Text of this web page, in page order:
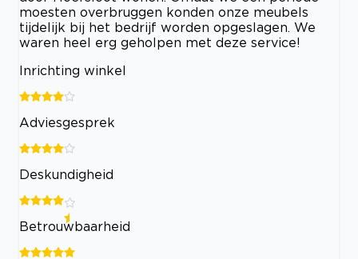
moesten overbruggen konden onze meubels
tijdelijk bij het bedrijf worden opgeslagen. We
waren heel erg geholpen met deze service!
Inrichting winkel
Adviesgesprek
Deskundigheid
Betrouwbaarheid